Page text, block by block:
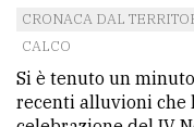
CRONACA DAL
CALCO
Si è tenuto un
recenti alluvioni che